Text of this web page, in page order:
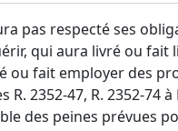
pas respecté ses
qui aura livré ou
ou fait employer des
2352-47, R. 2352-74 à
des peines prévues